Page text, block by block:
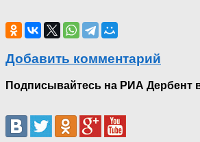
Добавить комментарий
Подписывайтесь на РИА Дербент